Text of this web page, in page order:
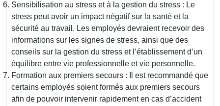
Sensibilisation au stress et à la gestion du stress : Le
stress peut avoir un impact négatif sur la santé et la
sécurité au travail. Les employés devraient recevoir des
informations sur les signes de stress, ainsi que des
conseils sur la gestion du stress et l’établissement d’un
équilibre entre vie professionnelle et vie personnelle.
Formation aux premiers secours : Il est recommandé que
certains employés soient formés aux premiers secours
afin de pouvoir intervenir rapidement en cas d’accident